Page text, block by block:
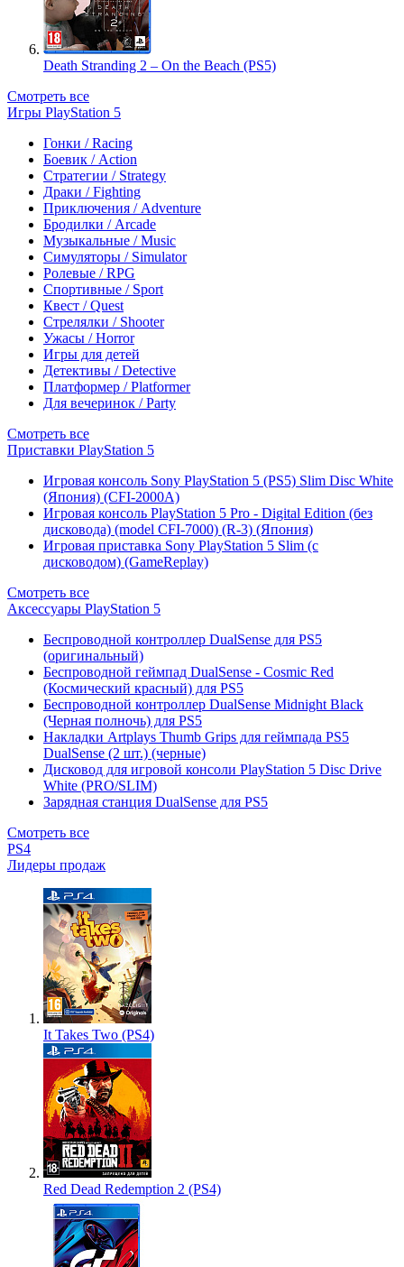
Death Stranding 2 – On the Beach (PS5)
Смотреть все
Игры PlayStation 5
Гонки / Racing
Боевик / Action
Стратегии / Strategy
Драки / Fighting
Приключения / Adventure
Бродилки / Arcade
Музыкальные / Music
Симуляторы / Simulator
Ролевые / RPG
Спортивные / Sport
Квест / Quest
Стрелялки / Shooter
Ужасы / Horror
Игры для детей
Детективы / Detective
Платформер / Platformer
Для вечеринок / Party
Смотреть все
Приставки PlayStation 5
Игровая консоль Sony PlayStation 5 (PS5) Slim Disc White
(Япония) (CFI-2000A)
Игровая консоль PlayStation 5 Pro - Digital Edition (без
дисковода) (model CFI-7000) (R-3) (Япония)
Игровая приставка Sony PlayStation 5 Slim (с
дисководом) (GameReplay)
Смотреть все
Аксессуары PlayStation 5
Беспроводной контроллер DualSense для PS5
(оригинальный)
Беспроводной геймпад DualSense - Cosmic Red
(Космический красный) для PS5
Беспроводной контроллер DualSense Midnight Black
(Черная полночь) для PS5
Накладки Artplays Thumb Grips для геймпада PS5
DualSense (2 шт.) (черные)
Дисковод для игровой консоли PlayStation 5 Disc Drive
White (PRO/SLIM)
Зарядная станция DualSense для PS5
Смотреть все
PS4
Лидеры продаж
It Takes Two (PS4)
Red Dead Redemption 2 (PS4)